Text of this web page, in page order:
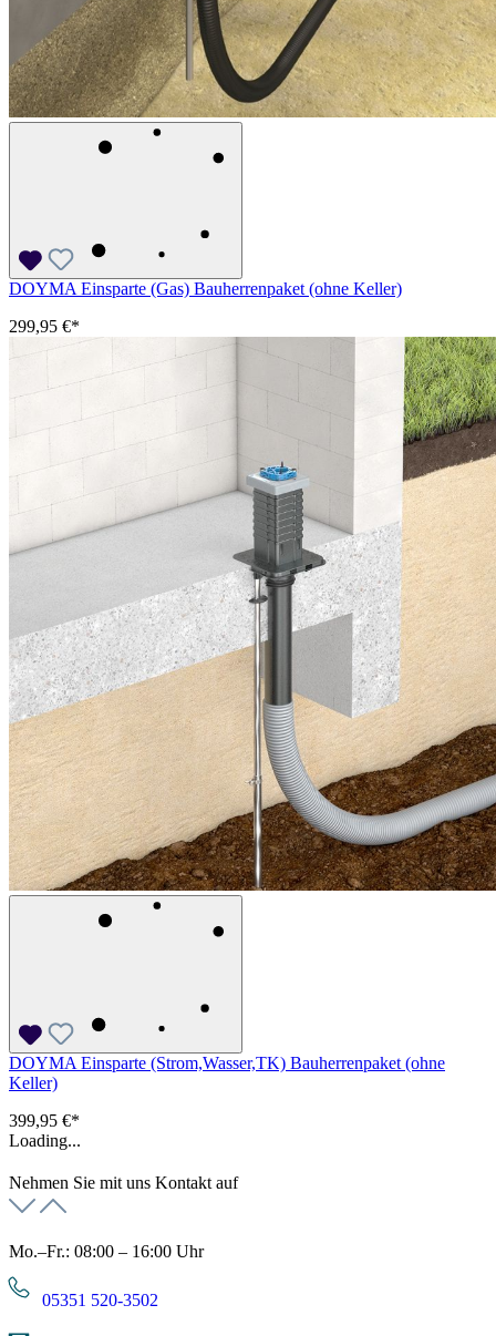
DOYMA Einsparte (Gas) Bauherrenpaket (ohne Keller)
299,95 €*
DOYMA Einsparte (Strom,Wasser,TK) Bauherrenpaket (ohne
Keller)
399,95 €*
Loading...
Nehmen Sie mit uns Kontakt auf
Mo.–Fr.: 08:00 – 16:00 Uhr
05351 520-3502